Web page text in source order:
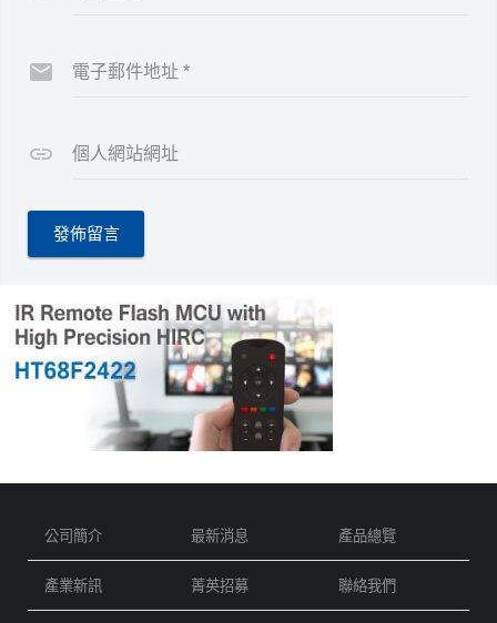
電子郵件地址 *
個人網站網址
公司簡介 最新消息 產品總覽
產業新訊 菁英招募 聯絡我們